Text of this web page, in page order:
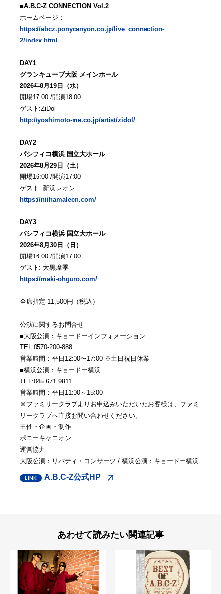
■A.B.C-Z CONNECTION Vol.2
ホームページ：
https://abcz.ponycanyon.co.jp/live_connection-
2/index.html
DAY1
グランキューブ大阪 メインホール
2026年8月19日（水）
開場17:00 /開演18:00
ゲスト:ZiDol
http://yoshimoto-me.co.jp/artist/zidol/
DAY2
パシフィコ横浜 国立大ホール
2026年8月29日（土）
開場16:00 /開演17:00
ゲスト: 新浜レオン
https://niihamaleon.com/
DAY3
パシフィコ横浜 国立大ホール
2026年8月30日（日）
開場16:00 /開演17:00
ゲスト: 大黒摩季
https://maki-ohguro.com/
全席指定 11,500円（税込）
公演に関するお問合せ
■大阪公演：キョードーインフォメーション
TEL:0570-200-888
営業時間：平日12:00〜17:00 ※土日祝日休業
■横浜公演：キョードー横浜
TEL:045-671-9911
営業時間：平日11:00～15:00
※ファミリークラブよりお申込みいただいたお客様は、ファミ
リークラブへ直接お問い合わせください。
主催・企画・制作
ポニーキャニオン
運営協力
大阪公演：リバティ・コンサーツ / 横浜公演：キョードー横浜
A.B.C-Z公式HP
あわせて読みたい関連記事